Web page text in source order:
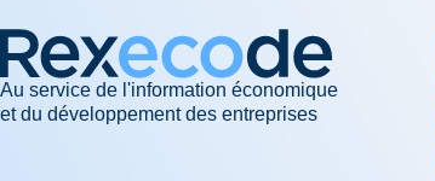
Au service de l'information économique
et du développement des entreprises